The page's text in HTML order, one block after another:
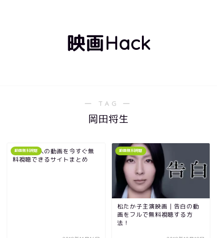
映画Hack
― TAG ―
岡田将生
動画無料視聴
映画｜悪人の動画を今すぐ無
料視聴できるサイトまとめ
動画無料視聴
松たか子主演映画｜告白の動
画をフルで無料視聴する方
法！